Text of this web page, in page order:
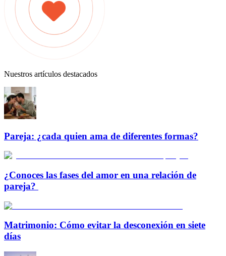
Nuestros artículos destacados
Pareja: ¿cada quien ama de diferentes formas?
¿Conoces las fases del amor en una relación de
pareja?
Matrimonio: Cómo evitar la desconexión en siete
días